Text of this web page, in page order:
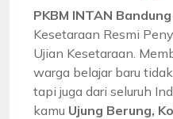
PKBM INTAN Bandung
Kesetaraan Resmi
Ujian Kesetaraan.
warga belajar baru
tapi juga dari seluruh
kamu Ujung Berung,